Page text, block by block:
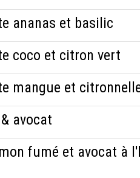
ananas et basilic
coco et citron vert
mangue et
avocat
fumé et avocat à